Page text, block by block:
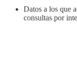
Datos a los que
consultas por